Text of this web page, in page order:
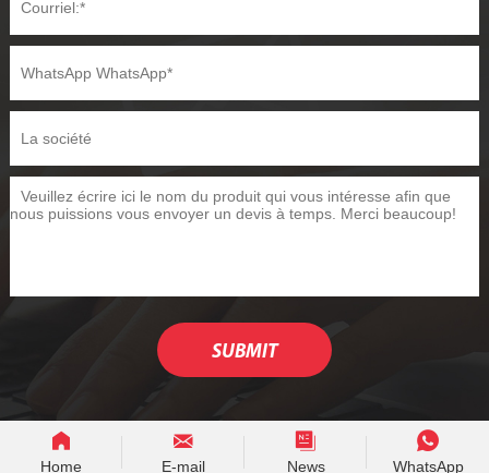
Home E-mail News WhatsApp